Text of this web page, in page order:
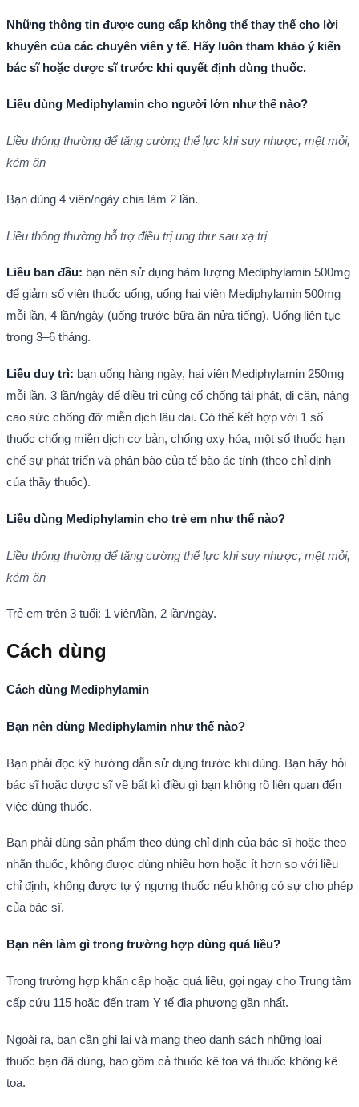
Những thông tin được cung cấp không thể thay thế cho lời
khuyên của các chuyên viên y tế. Hãy luôn tham khảo ý kiến
bác sĩ hoặc dược sĩ trước khi quyết định dùng thuốc.
Liều dùng Mediphylamin cho người lớn như thế nào?
Liều thông thường để tăng cường thể lực khi suy nhược, mệt mỏi,
kém ăn
Bạn dùng 4 viên/ngày chia làm 2 lần.
Liều thông thường hỗ trợ điều trị ung thư sau xạ trị
Liều ban đầu: bạn nên sử dụng hàm lượng Mediphylamin 500mg
để giảm số viên thuốc uống, uống hai viên Mediphylamin 500mg
mỗi lần, 4 lần/ngày (uống trước bữa ăn nửa tiếng). Uống liên tục
trong 3–6 tháng.
Liều duy trì: bạn uống hàng ngày, hai viên Mediphylamin 250mg
mỗi lần, 3 lần/ngày để điều trị củng cố chống tái phát, di căn, nâng
cao sức chống đỡ miễn dịch lâu dài. Có thể kết hợp với 1 số
thuốc chống miễn dịch cơ bản, chống oxy hóa, một số thuốc hạn
chế sự phát triển và phân bào của tế bào ác tính (theo chỉ định
của thầy thuốc).
Liều dùng Mediphylamin cho trẻ em như thế nào?
Liều thông thường để tăng cường thể lực khi suy nhược, mệt mỏi,
kém ăn
Trẻ em trên 3 tuổi: 1 viên/lần, 2 lần/ngày.
Cách dùng
Cách dùng Mediphylamin
Bạn nên dùng Mediphylamin như thế nào?
Bạn phải đọc kỹ hướng dẫn sử dụng trước khi dùng. Bạn hãy hỏi
bác sĩ hoặc dược sĩ về bất kì điều gì bạn không rõ liên quan đến
việc dùng thuốc.
Bạn phải dùng sản phẩm theo đúng chỉ định của bác sĩ hoặc theo
nhãn thuốc, không được dùng nhiều hơn hoặc ít hơn so với liều
chỉ định, không được tự ý ngưng thuốc nếu không có sự cho phép
của bác sĩ.
Bạn nên làm gì trong trường hợp dùng quá liều?
Trong trường hợp khẩn cấp hoặc quá liều, gọi ngay cho Trung tâm
cấp cứu 115 hoặc đến trạm Y tế địa phương gần nhất.
Ngoài ra, bạn cần ghi lại và mang theo danh sách những loại
thuốc bạn đã dùng, bao gồm cả thuốc kê toa và thuốc không kê
toa.